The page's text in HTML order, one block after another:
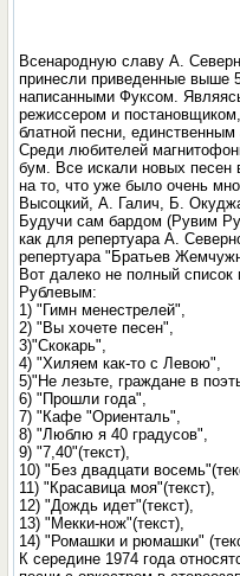
Всенародную славу А.
принесли приведенные выше
написанными Фуксом.
режиссером и
блатной песни,
Среди любителей
бум. Все искали новых песен
на то, что уже было очень
Высоцкий, А. Галич, Б.
Будучи сам бардом (Рувим
как для репертуара А.
репертуара "Братьев
Вот далеко не полный
Рублевым:
1) "Гимн менестрелей",
2) "Вы хочете песен",
3)"Скокарь",
4) "Хиляем как-то с Левою",
5)"Не лезьте, граждане в
6) "Прошли года",
7) "Кафе "Ориенталь",
8) "Люблю я 40 градусов",
9) "7,40"(текст),
10) "Без двадцати
11) "Красавица моя"(текст),
12) "Дождь идет"(текст),
13) "Мекки-нож"(текст),
14) "Ромашки и рюмашки"
К середине 1974 года